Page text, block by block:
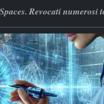
Revocati numerosi